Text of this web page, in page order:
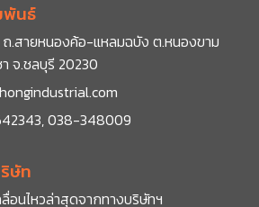
นธ์
ถ.สายหนองค้อ-แหลมฉบัง ต.หนองขาม
จ.ชลบุรี 20230
038-348009
ษัท
อนไหวล่าสุดจากทางบริษัทฯ